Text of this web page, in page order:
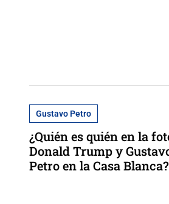
Gustavo Petro
¿Quién es quién en la
Donald Trump y
Petro en la Casa Blanca?